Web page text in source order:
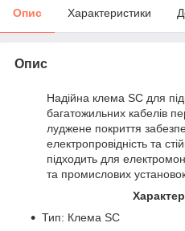
Опис Характеристики
Опис
Надійна клема SC для
багатожильних кабелів
луджене покриття
електропровідність та
підходить для
та промислових
Тип: Клема SC